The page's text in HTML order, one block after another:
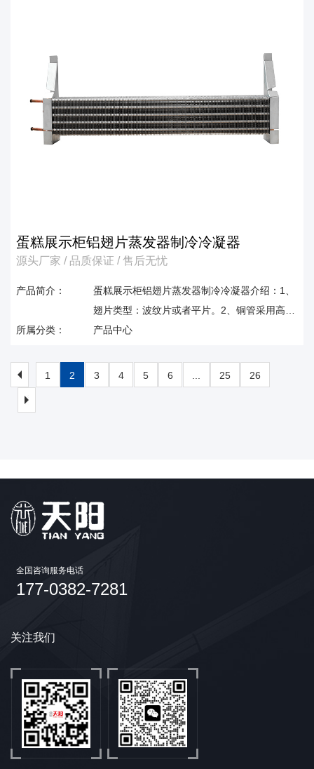
蛋糕展示柜铝翅片蒸发器制冷冷凝器
源头厂家 / 品质保证 / 售后无忧
产品简介：
蛋糕展示柜铝翅片蒸发器制冷冷凝器介绍：1、
翅片类型：波纹片或者平片。2、铜管采用高纯
度无缝紫铜管，寿命长，不易破裂腐蚀3、盘管
可保证整个盘管迎风面积分液均匀。2、翅片与
温加热真空干燥作业，确保腔内无杂质水份存
在。
所属分类： 产品中心
1 2 3 4 5 6 25 26
全国咨询服务电话
177-0382-7281
关注我们